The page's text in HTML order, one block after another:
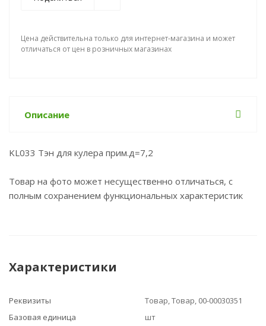
Цена действительна только для интернет-магазина и может
отличаться от цен в розничных магазинах
Описание
KL033 Тэн для кулера прим.д=7,2
Товар на фото может несущественно отличаться, с
полным сохранением функциональных характеристик
Характеристики
Реквизиты
Товар, Товар, 00-00030351
Базовая единица
шт